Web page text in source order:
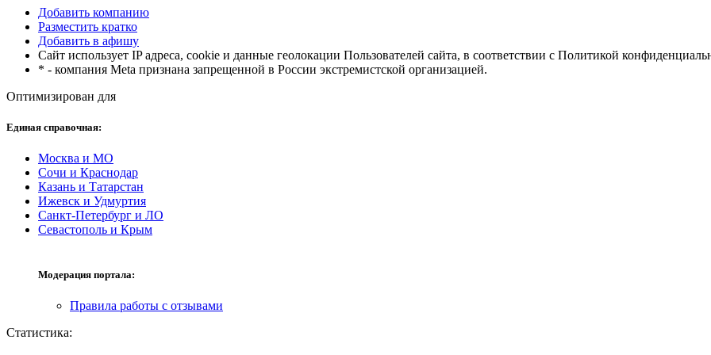
Добавить компанию
Разместить кратко
Добавить в афишу
Сайт использует IP адреса, cookie и данные геолокации Пользователей сайта, в соответствии с Политикой
* - компания Meta признана запрещенной в России экстремистской организацией.
Оптимизирован для
Единая справочная:
Москва и МО
Сочи и Краснодар
Казань и Татарстан
Ижевск и Удмуртия
Санкт-Петербург и ЛО
Севастополь и Крым
Модерация портала:
Правила работы с отзывами
Статистика: